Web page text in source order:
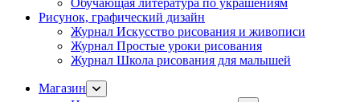
Обучающая литература по украшениям
Рисунок, графический дизайн
Журнал Искусство рисования и живописи
Журнал Простые уроки рисования
Журнал Школа рисования для малышей
Магазин